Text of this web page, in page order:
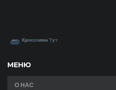
МЕНЮ
О НАС